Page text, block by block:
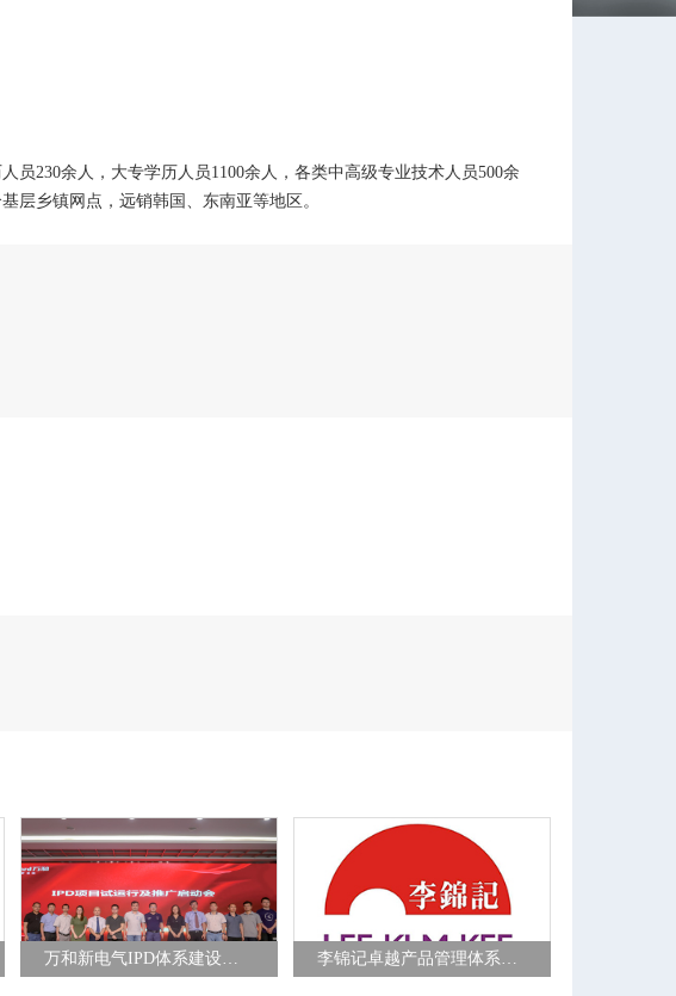
员230余人，大专学历人员1100余人，各类中高级专业技术人员500余
层乡镇网点，远销韩国、东南亚等地区。
万和新电气IPD体系建设项目 李锦记卓越产品管理体系咨询项目